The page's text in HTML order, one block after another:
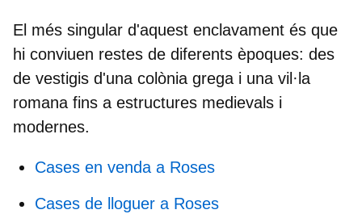
El més singular d'aquest enclavament és que
hi conviuen restes de diferents èpoques: des
de vestigis d'una colònia grega i una vil·la
romana fins a estructures medievals i
modernes.
Cases en venda a Roses
Cases de lloguer a Roses